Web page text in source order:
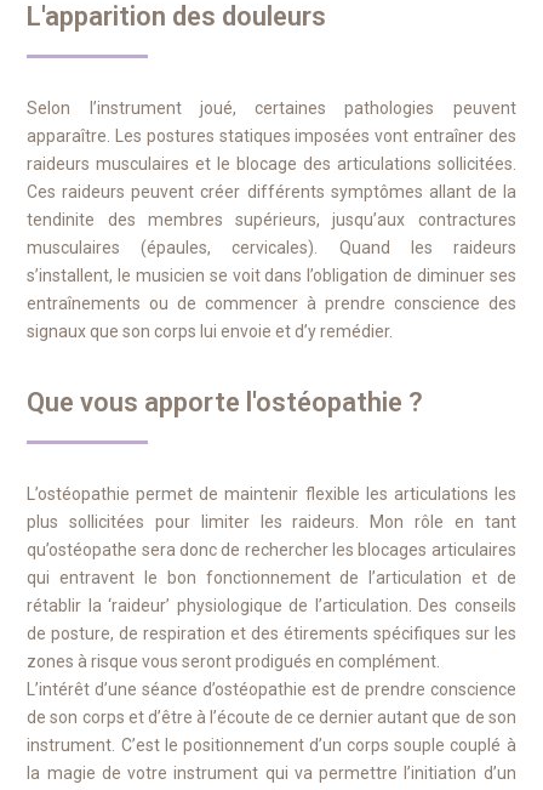
L'apparition des douleurs
Selon l’instrument joué, certaines pathologies peuvent
apparaître. Les postures statiques imposées vont entraîner des
raideurs musculaires et le blocage des articulations sollicitées.
Ces raideurs peuvent créer différents symptômes allant de la
tendinite des membres supérieurs, jusqu’aux contractures
musculaires (épaules, cervicales). Quand les raideurs
s’installent, le musicien se voit dans l’obligation de diminuer ses
entraînements ou de commencer à prendre conscience des
signaux que son corps lui envoie et d’y remédier.
Que vous apporte l'ostéopathie ?
L’ostéopathie permet de maintenir flexible les articulations les
plus sollicitées pour limiter les raideurs. Mon rôle en tant
qu’ostéopathe sera donc de rechercher les blocages articulaires
qui entravent le bon fonctionnement de l’articulation et de
rétablir la ‘raideur’ physiologique de l’articulation. Des conseils
de posture, de respiration et des étirements spécifiques sur les
zones à risque vous seront prodigués en complément.
L’intérêt d’une séance d’ostéopathie est de prendre conscience
de son corps et d’être à l’écoute de ce dernier autant que de son
instrument. C’est le positionnement d’un corps souple couplé à
la magie de votre instrument qui va permettre l’initiation d’un